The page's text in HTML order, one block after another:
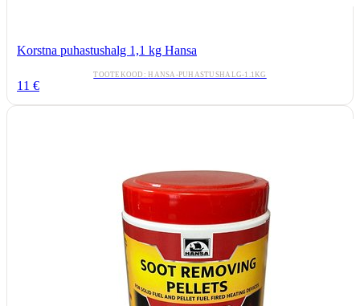
Korstna puhastushalg 1,1 kg Hansa
TOOTEKOOD:HANSA-PUHASTUSHALG-1.1KG
11 €